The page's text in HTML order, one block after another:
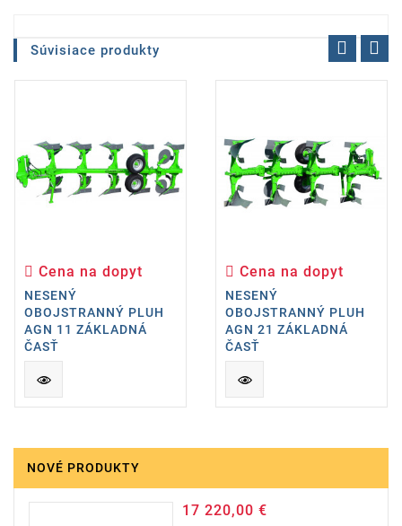
Súvisiace produkty
Cena na dopyt
NESENÝ
OBOJSTRANNÝ PLUH
AGN 11 ZÁKLADNÁ
ČASŤ
Cena na dopyt
NESENÝ
OBOJSTRANNÝ PLUH
AGN 21 ZÁKLADNÁ
ČASŤ
NOVÉ PRODUKTY
17 220,00 €Cena